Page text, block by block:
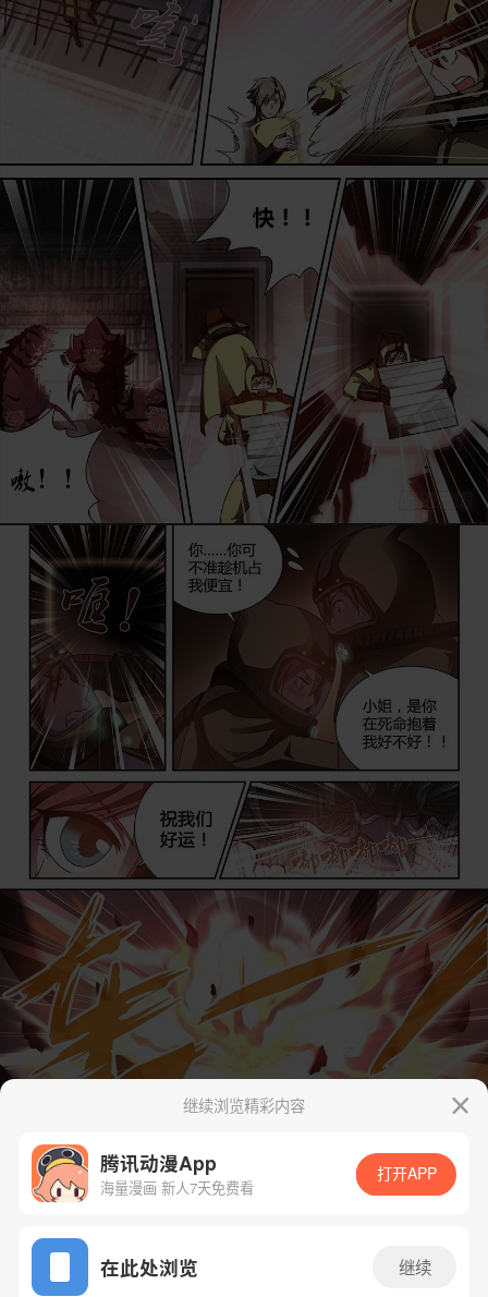
App免费看
下一话
继续浏览精彩内容
腾讯动漫App
海量漫画 新人7天免费看
打开APP
在此处浏览 继续